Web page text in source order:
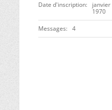
Date d'inscription
janvier
1970
Messages 4